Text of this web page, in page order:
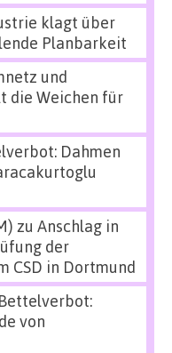
klagt über
Planbarkeit
und
die Weichen für
Dahmen
zu Anschlag in
der
CSD in Dortmund
von